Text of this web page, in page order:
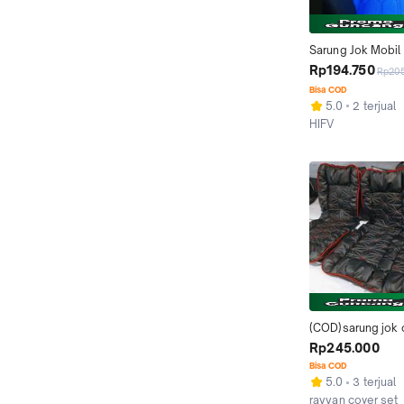
Sarung Jok Mobil
L300 satu set
Pasang Car
COVERJOK
Rp194.750
Bisa COD
5.0
2 terjual
HIFV
(COD)sarung jok
motif 3D sofa
pick
granmak,t120ss,
Rp245.000
Bisa COD
5.0
3 terjual
rayyan cover set